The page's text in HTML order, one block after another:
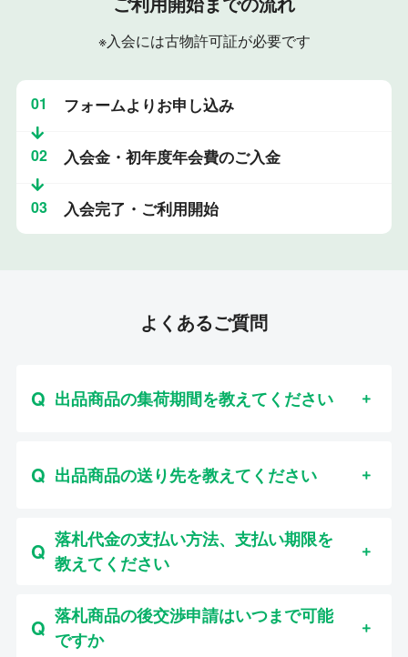
※入会には古物許可証が必要です
01 フォームよりお申し込み
02 入会金・初年度年会費のご入金
03 入会完了・ご利用開始
よくあるご質問
出品商品の集荷期間を教えてください
出品商品の送り先を教えてください
落札代金の支払い方法、支払い期限を
教えてください
落札商品の後交渉申請はいつまで可能
ですか